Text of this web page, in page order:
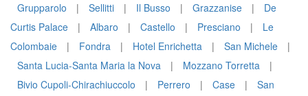
Grupparolo
| Sellitti | Il Busso | Grazzanise |
De
Curtis Palace
| Albaro | Castello | Presciano |
Le
Colombaie
| Fondra | Hotel Enrichetta | San Michele
|
Santa Lucia-Santa Maria la Nova
| Mozzano Torretta
|
Bivio Cupoli-Chirachiuccolo
| Perrero | Case |
San